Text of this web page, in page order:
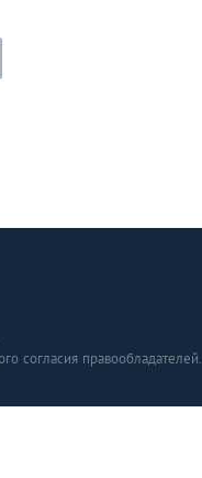
согласия правообладателей.